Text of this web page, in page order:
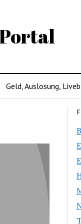
Geld, Auslosung,